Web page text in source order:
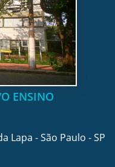
ENSINO
Lapa - São Paulo - SP